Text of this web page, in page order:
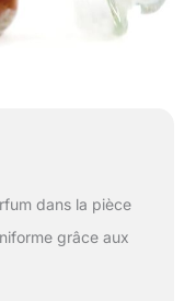
dans la pièce
grâce aux